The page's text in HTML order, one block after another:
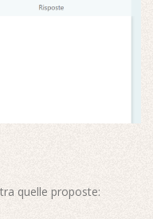
quelle proposte: